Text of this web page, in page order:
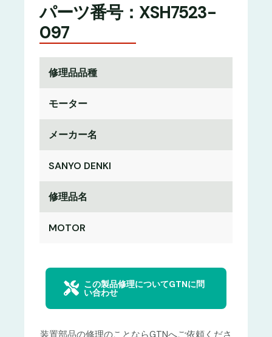
パーツ番号：XSH7523-
097
修理品品種
モーター
メーカー名
SANYO DENKI
修理品名
MOTOR
この製品修理についてGTNに問
い合わせ
装置部品の修理のことならGTNへご依頼くださ